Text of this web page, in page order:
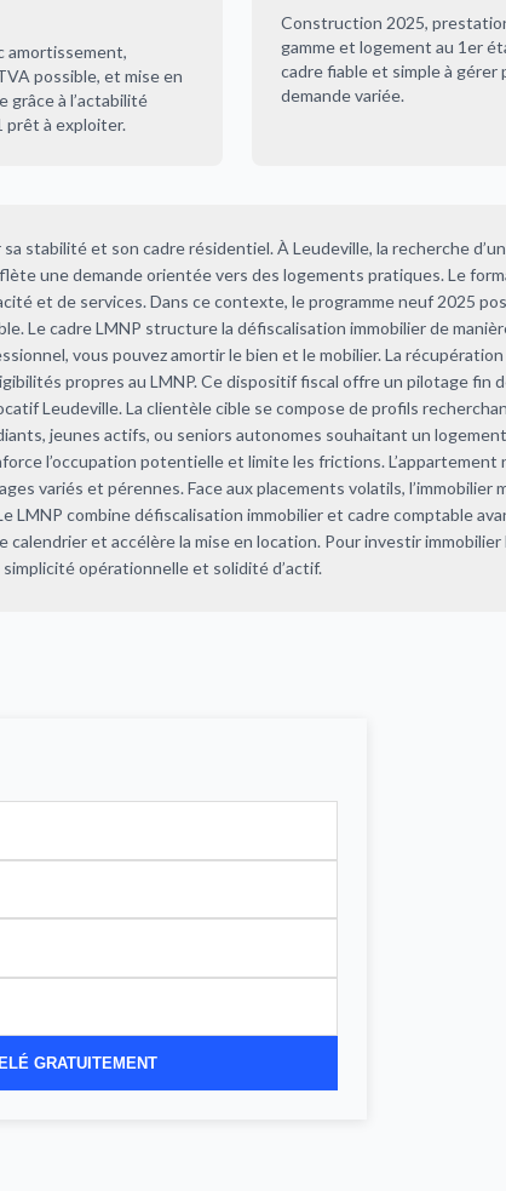
amortissement,
possible, et mise en
grâce à l’actabilité
prêt à exploiter.
Construction 2025,
gamme et logement au 1er
cadre fiable et simple à gérer
demande variée.
stabilité et son cadre résidentiel. À Leudeville, la recherche d’un
une demande orientée vers des logements pratiques. Le
et de services. Dans ce contexte, le programme neuf 2025
Le cadre LMNP structure la défiscalisation immobilier de
vous pouvez amortir le bien et le mobilier. La
propres au LMNP. Ce dispositif fiscal offre un pilotage fin
Leudeville. La clientèle cible se compose de profils
jeunes actifs, ou seniors autonomes souhaitant un
l’occupation potentielle et limite les frictions. L’appartement
variés et pérennes. Face aux placements volatils, l’immobilier
LMNP combine défiscalisation immobilier et cadre comptable
calendrier et accélère la mise en location. Pour investir immobilier
opérationnelle et solidité d’actif.
GRATUITEMENT